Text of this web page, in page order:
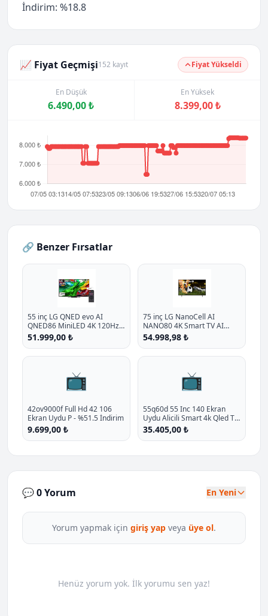
İndirim: %18.8
📈 Fiyat Geçmişi152 kayıt Fiyat Yükseldi
En Düşük
6.490,00 ₺
En Yüksek
8.399,00 ₺
🔗 Benzer Fırsatlar
55 inç LG QNED evo AI
QNED86 MiniLED 4K 120Hz
Smart TV AI Sihirli Kumanda
webOS25 2025
51.999,00 ₺
75 inç LG NanoCell AI
NANO80 4K Smart TV AI
Sihirli Kumanda HDR10
webOS25 2025
54.998,98 ₺
📺
42ov9000f Full Hd 42 106
Ekran Uydu P - %51.5 İndirim
9.699,00 ₺
📺
55q60d 55 Inc 140 Ekran
Uydu Alicili Smart 4k Qled Tv
2024 P - %19.5 İndirim
35.405,00 ₺
💬 0 Yorum En Yeni
Yorum yapmak için giriş yap veya üye ol.
Henüz yorum yok. İlk yorumu sen yaz!